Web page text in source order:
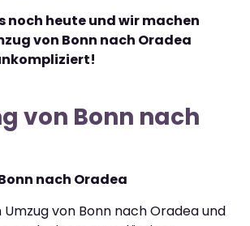
noch heute und wir machen
von Bonn nach Oradea
von Bonn nach
nach Oradea
von Bonn nach Oradea und